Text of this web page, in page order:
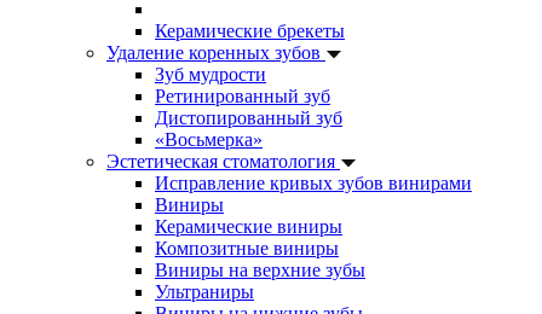
Керамические брекеты
Удаление коренных зубов
Зуб мудрости
Ретинированный зуб
Дистопированный зуб
«Восьмерка»
Эстетическая стоматология
Исправление кривых зубов винирами
Виниры
Керамические виниры
Композитные виниры
Виниры на верхние зубы
Ультраниры